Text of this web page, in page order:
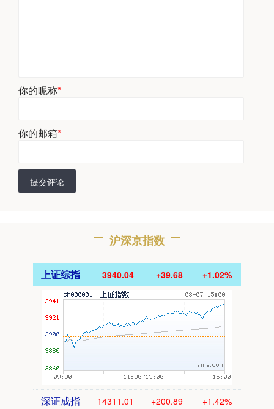
你的昵称*
你的邮箱*
提交评论
沪深京指数
上证综指 3940.04 +39.68 +1.02%
深证成指 14311.01 +200.89 +1.42%